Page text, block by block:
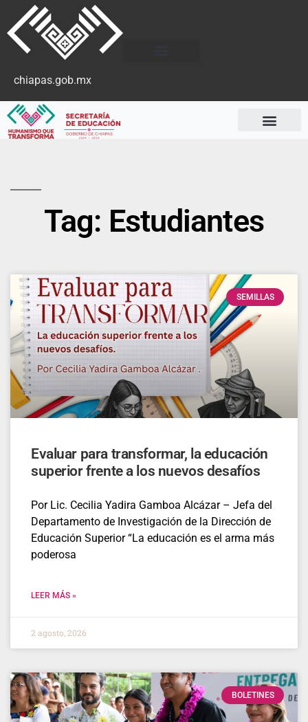
chiapas.gob.mx
Tag: Estudiantes
SEMILLAS
Evaluar para transformar, la educación
superior frente a los nuevos desafíos
Por Lic. Cecilia Yadira Gamboa Alcázar – Jefa del
Departamento de Investigación de la Dirección de
Educación Superior “La educación es el arma más
poderosa
LEER MÁS »
2 agosto, 2026
BOLETINES